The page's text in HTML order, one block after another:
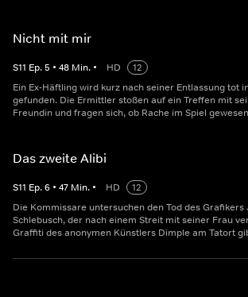
Nicht mit mir
S11 Ep.5 • 48 Min. • HD
12
Ein Ex-Häftling wird kurz nach seiner Entlassung tot
gefunden. Die Ermittler stoßen auf ein Treffen mit
Freundin und fragen sich, ob Rache im Spiel
Das zweite Alibi
S11 Ep.6 • 47 Min. • HD
12
Die Kommissare untersuchen den Tod des Grafikers
Schlebusch, der nach einem Streit mit seiner Frau
Graffiti des anonymen Künstlers Dimple am Tatort